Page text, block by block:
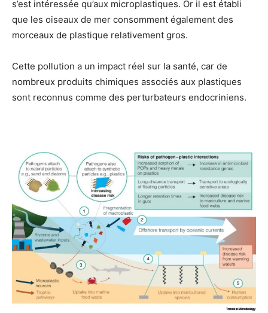
s’est intéressée qu’aux microplastiques. Or il est établi
que les oiseaux de mer consomment également des
morceaux de plastique relativement gros.
Cette pollution a un impact réel sur la santé, car de
nombreux produits chimiques associés aux plastiques
sont reconnus comme des perturbateurs endocriniens.